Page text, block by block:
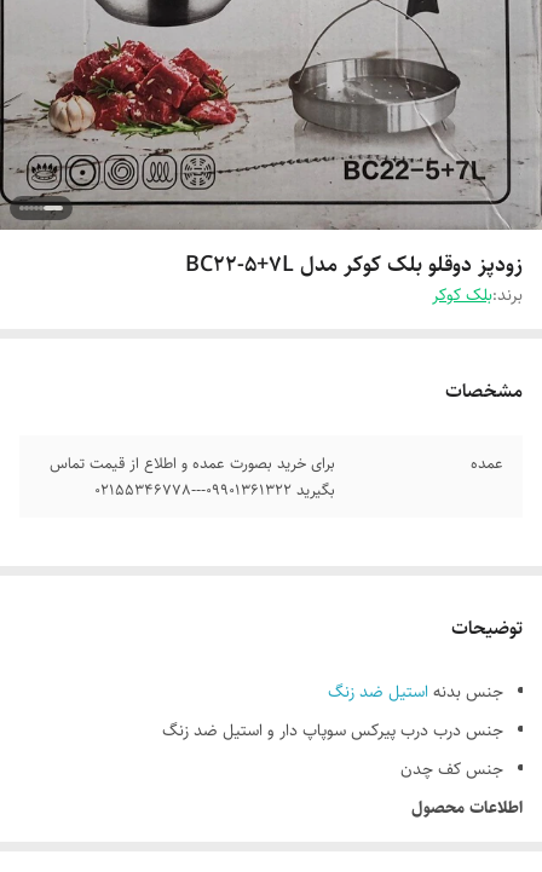
زودپز دوقلو بلک کوکر مدل BC22-5+7L
برند:بلک کوکر
مشخصات
عمده
برای خرید بصورت عمده و اطلاع از قیمت تماس
بگیرید 09901361322---02155346778
توضیحات
جنس بدنه استیل ضد زنگ
جنس دربدرب پیرکس سوپاپ دار و استیل ضد زنگ
جنس کفچدن
اطلاعات محصول